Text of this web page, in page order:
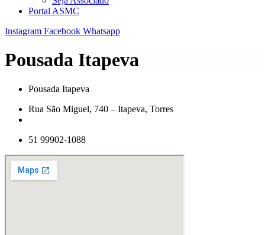
Portal ASMC
Instagram Facebook Whatsapp
Pousada Itapeva
Pousada Itapeva
Rua São Miguel, 740 – Itapeva, Torres
51 99902-1088